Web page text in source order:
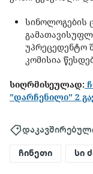
სინოლოგების
უპრეცედენტო
კომისია
სიღრმისეულად:
"დარჩენილი" 2
ჩინეთი სი